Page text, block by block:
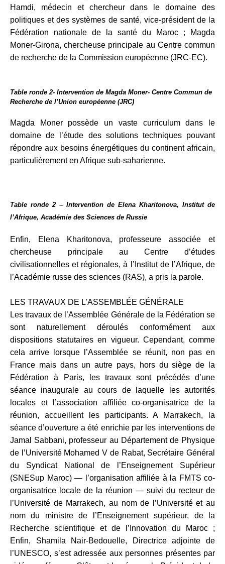
Hamdi, médecin et chercheur dans le domaine des
politiques et des systèmes de santé, vice-président de la
Fédération nationale de la santé du Maroc ; Magda
Moner-Girona, chercheuse principale au Centre commun
de recherche de la Commission européenne (JRC-EC).
Table ronde 2- Intervention de Magda Moner- Centre Commun de
Recherche de l’Union européenne (JRC)
Magda Moner possède un vaste curriculum dans le
domaine de l’étude des solutions techniques pouvant
répondre aux besoins énergétiques du continent africain,
particulièrement en Afrique sub-saharienne.
Table ronde 2 – Intervention de Elena Kharitonova, Institut de
l’Afrique, Académie des Sciences de Russie
Enfin, Elena Kharitonova, professeure associée et
chercheuse principale au Centre d’études
civilisationnelles et régionales, à l’Institut de l’Afrique, de
l’Académie russe des sciences (RAS), a pris la parole.
LES TRAVAUX DE L’ASSEMBLÉE GÉNÉRALE
Les travaux de l’Assemblée Générale de la Fédération se
sont naturellement déroulés conformément aux
dispositions statutaires en vigueur. Cependant, comme
cela arrive lorsque l’Assemblée se réunit, non pas en
France mais dans un autre pays, hors du siège de la
Fédération à Paris, les travaux sont précédés d’une
séance inaugurale au cours de laquelle les autorités
locales et l’association affiliée co-organisatrice de la
réunion, accueillent les participants. A Marrakech, la
séance d’ouverture a été enrichie par les interventions de
Jamal Sabbani, professeur au Département de Physique
de l’Université Mohamed V de Rabat, Secrétaire Général
du Syndicat National de l’Enseignement Supérieur
(SNESup Maroc) ― l’organisation affiliée à la FMTS co-
organisatrice locale de la réunion ― suivi du recteur de
l’Université de Marrakech, au nom de l’Université et au
nom du ministre de l’Enseignement supérieur, de la
Recherche scientifique et de l’Innovation du Maroc ;
Enfin, Shamila Nair-Bedouelle, Directrice adjointe de
l’UNESCO, s’est adressée aux personnes présentes par